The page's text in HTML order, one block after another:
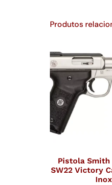
Produtos
Pistola Smith
SW22 Victory
Inox